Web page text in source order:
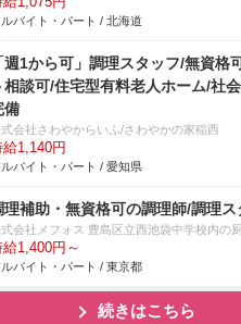
ルバイト・パート / 北海道
週1から可」調理スタッフ/無資格
相談可/住宅型有料老人ホーム/社
備
会社さわやからいふ/さわやかの家稲西
給1,140円
ルバイト・パート / 愛知県
理補助・無資格可の調理師/調理ス
会社メフォス 豊島区立西池袋中学校内の
給1,400円～
ルバイト・パート / 東京都
続きはこちら